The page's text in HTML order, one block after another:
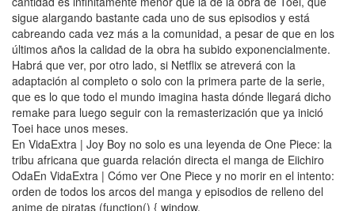
sigue alargando bastante cada uno de sus episodios y está
cabreando cada vez más a la comunidad, a pesar de que en los
últimos años la calidad de la obra ha subido exponencialmente.
Habrá que ver, por otro lado, si Netflix se atreverá con la
adaptación al completo o solo con la primera parte de la serie,
que es lo que todo el mundo imagina hasta dónde llegará dicho
remake para luego seguir con la remasterización que ya inició
Toei hace unos meses.
En VidaExtra | Joy Boy no solo es una leyenda de One Piece: la
tribu africana que guarda relación directa el manga de Eiichiro
OdaEn VidaExtra | Cómo ver One Piece y no morir en el intento:
orden de todos los arcos del manga y episodios de relleno del
anime de piratas (function() { window.